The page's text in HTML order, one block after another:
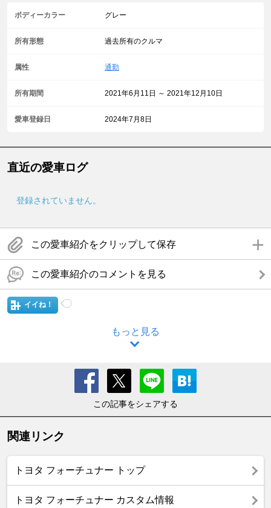
ボディーカラー グレー
所有形態 過去所有のクルマ
属性 通勤
所有期間 2021年6月11日 ～ 2021年12月10日
愛車登録日 2024年7月8日
直近の愛車ログ
登録されていません。
この愛車紹介をクリップして保存
この愛車紹介のコメントを見る
イイね！
もっと見る
この記事をシェアする
関連リンク
トヨタ フォーチュナー トップ
トヨタ フォーチュナー カスタム情報